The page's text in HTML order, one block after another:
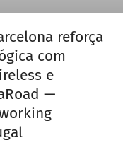
reforça
com
e
—